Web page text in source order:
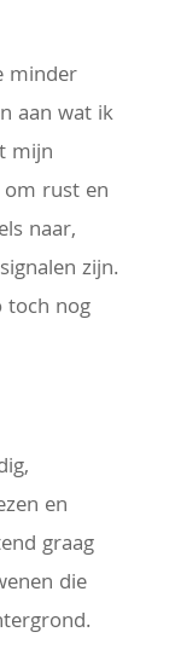
minder
aan wat ik
mijn
om rust en
naar,
zijn.
nog
en
graag
die